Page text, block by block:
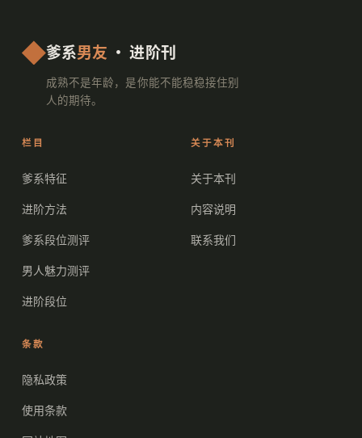
爹系男友 · 进阶刊
成熟不是年龄，是你能不能稳稳接住别
人的期待。
栏目
爹系特征
进阶方法
爹系段位测评
男人魅力测评
进阶段位
关于本刊
关于本刊
内容说明
联系我们
条款
隐私政策
使用条款